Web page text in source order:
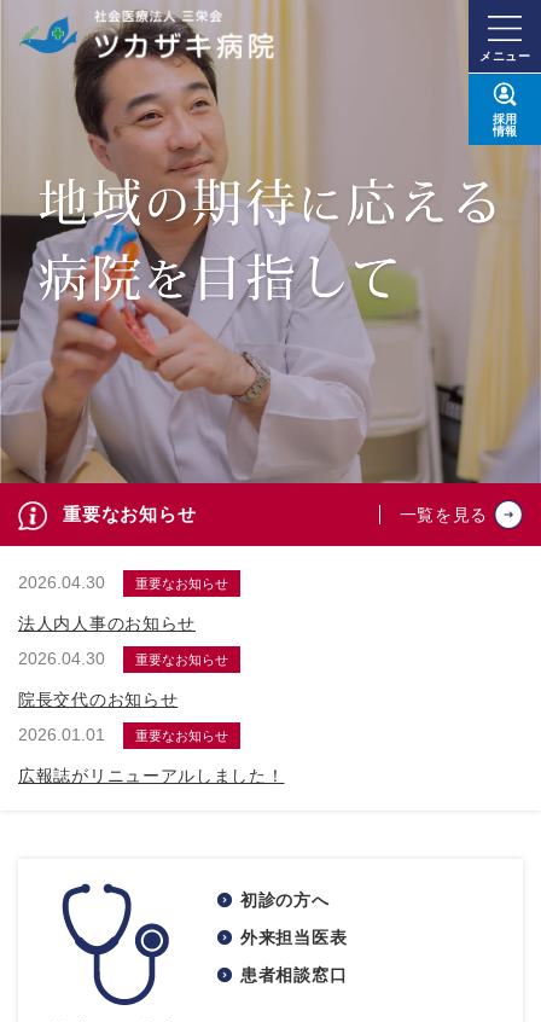
メニュー
採用
情報
重要なお知らせ 一覧を見る
2026.04.30 重要なお知らせ
法人内人事のお知らせ
2026.04.30
重要なお知らせ
院長交代のお知らせ
2026.01.01
重要なお知らせ
広報誌がリニューアルしました！
初診の方へ
外来担当医表
患者相談窓口